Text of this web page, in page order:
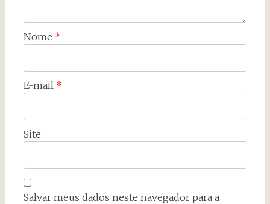
Nome *
E-mail *
Site
Salvar meus dados neste navegador para a